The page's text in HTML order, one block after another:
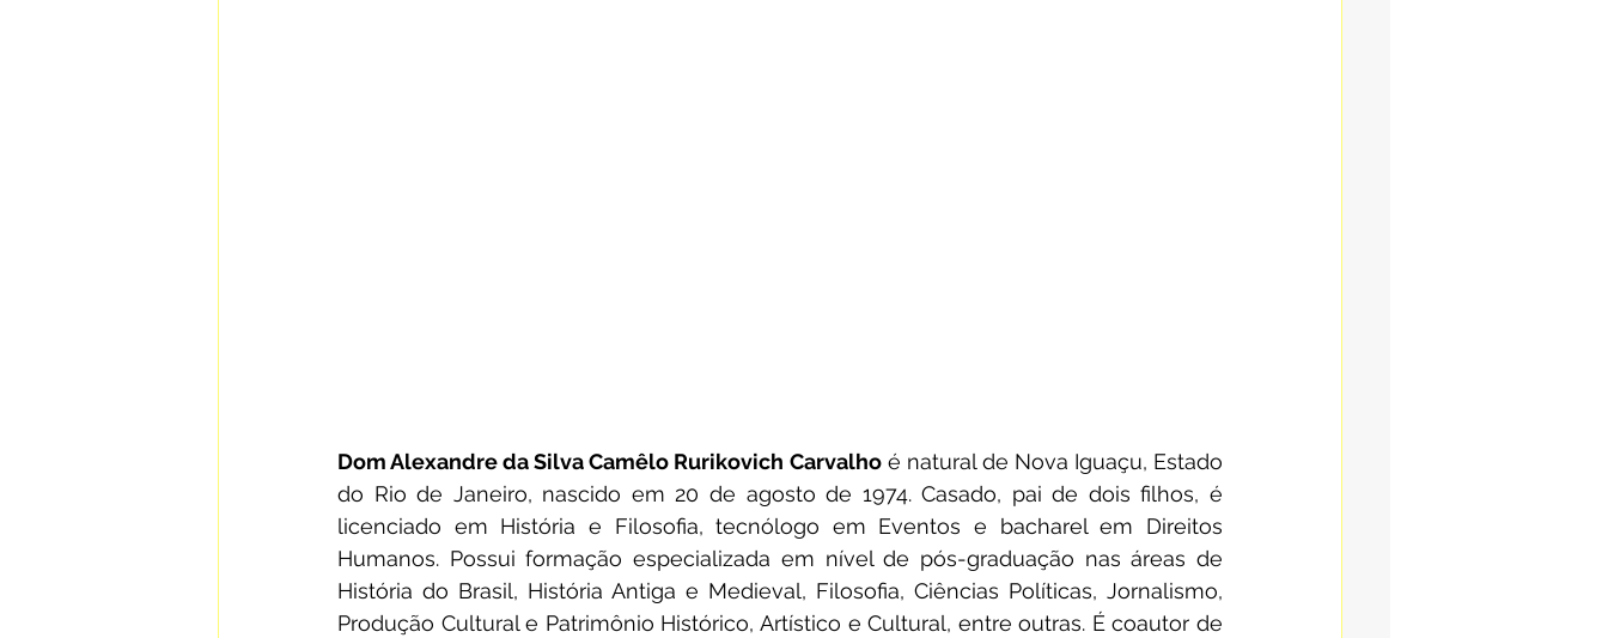
Dom Alexandre da Silva Camêlo Rurikovich Carvalho é natural de Nova Iguaçu, Estado
do Rio de Janeiro, nascido em 20 de agosto de 1974. Casado, pai de dois filhos, é
licenciado em História e Filosofia, tecnólogo em Eventos e bacharel em Direitos
Humanos. Possui formação especializada em nível de pós-graduação nas áreas de
História do Brasil, História Antiga e Medieval, Filosofia, Ciências Políticas, Jornalismo,
Produção Cultural e Patrimônio Histórico, Artístico e Cultural, entre outras. É coautor de